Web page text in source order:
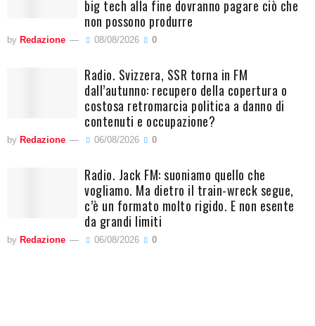
big tech alla fine dovranno pagare ciò che
non possono produrre
by Redazione 08/08/2026 0
Radio. Svizzera, SSR torna in FM
dall’autunno: recupero della copertura o
costosa retromarcia politica a danno di
contenuti e occupazione?
by Redazione 06/08/2026 0
Radio. Jack FM: suoniamo quello che
vogliamo. Ma dietro il train-wreck segue,
c’è un formato molto rigido. E non esente
da grandi limiti
by Redazione 06/08/2026 0